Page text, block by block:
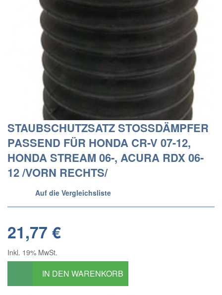
STAUBSCHUTZSATZ STOSSDÄMPFER P
ASSEND FÜR HONDA CR-V 07-12, H
ONDA STREAM 06-, ACURA RDX 06-1
2 /VORN RECHTS/
Auf die Vergleichsliste
21,77 €
Inkl. 19% MwSt.
IN DEN WARENKORB